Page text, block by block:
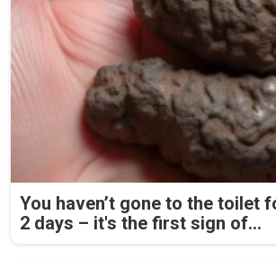
You haven’t gone to the toilet
2 days – it's the first sign of...